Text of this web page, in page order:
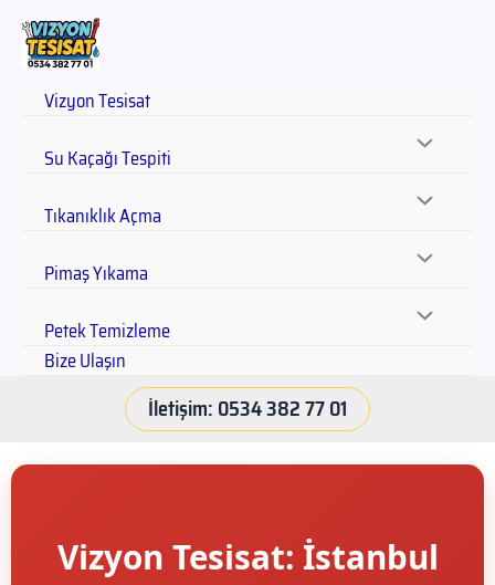
Vizyon Tesisat
Su Kaçağı Tespiti
Tıkanıklık Açma
Pimaş Yıkama
Petek Temizleme
Bize Ulaşın
İletişim: 0534 382 77 01
Vizyon Tesisat: İstanbul